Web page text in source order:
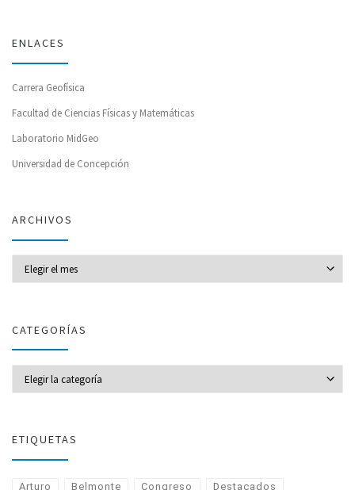
ENLACES
Carrera Geofísica
Facultad de Ciencias Físicas y Matemáticas
Laboratorio MidGeo
Universidad de Concepción
ARCHIVOS
CATEGORÍAS
ETIQUETAS
Arturo Belmonte Congreso Destacados